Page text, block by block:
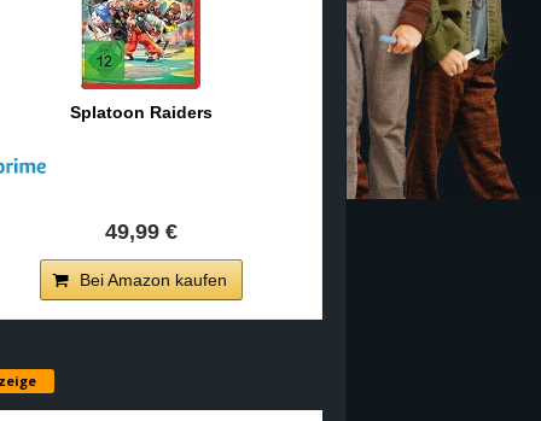
Splatoon Raiders
49,99 €
Bei Amazon kaufen